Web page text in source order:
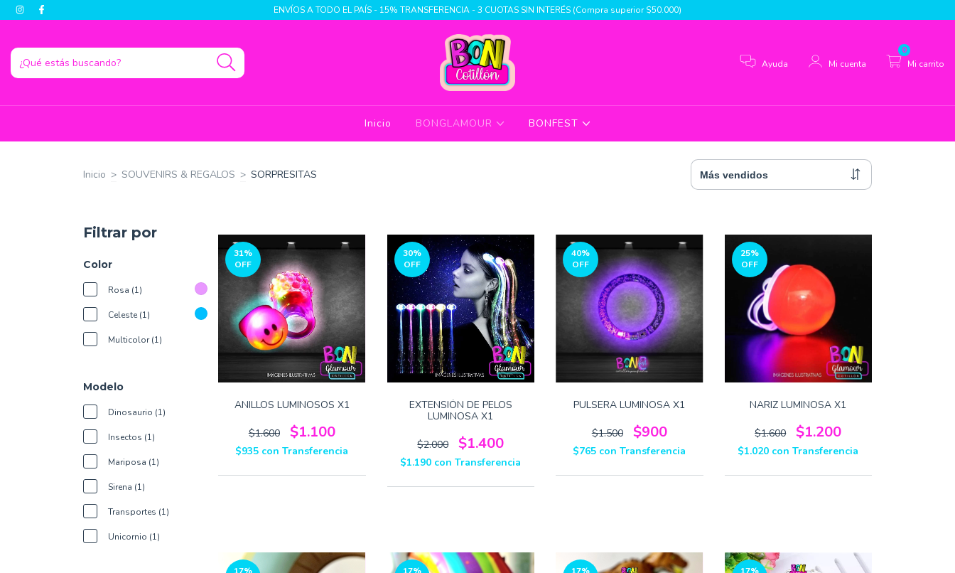
ENVÍOS A TODO EL PAÍS - 15% TRANSFERENCIA - 3 CUOTAS SIN INTERÉS (Compra superior $50.000)
Ayuda Mi cuenta Mi carrito
0
Inicio BONGLAMOUR BONFEST
Inicio > SOUVENIRS & REGALOS > SORPRESITAS
Filtrar por
Color
Rosa (1)
Celeste (1)
Multicolor (1)
Modelo
Dinosaurio (1)
Insectos (1)
Mariposa (1)
Sirena (1)
Transportes (1)
Unicornio (1)
31%
OFF
ANILLOS LUMINOSOS X1
$1.600 $1.100
$935 con Transferencia
30%
OFF
EXTENSIÓN DE PELOS
LUMINOSA X1
$2.000 $1.400
$1.190 con Transferencia
40%
OFF
PULSERA LUMINOSA X1
$1.500 $900
$765 con Transferencia
25%
OFF
NARIZ LUMINOSA X1
$1.600 $1.200
$1.020 con Transferencia
17%
17%
17%
17%